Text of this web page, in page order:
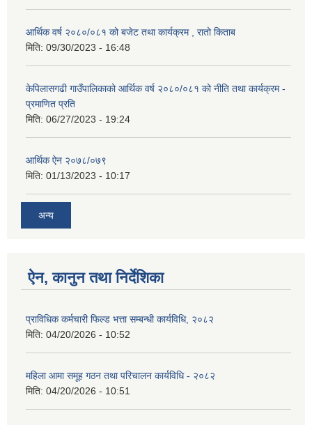
आर्थिक वर्ष २०८०/०८१ को बजेट तथा कार्यक्रम , रातो किताब
मिति: 09/30/2023 - 16:48
केपिलासगढी गाउँपालिकाको आर्थिक वर्ष २०८०/०८१ को नीति तथा कार्यक्रम -
प्रमाणित प्रति
मिति: 06/27/2023 - 19:24
आर्थिक ऐन २०७८/०७९
मिति: 01/13/2023 - 10:17
अन्य
ऐन, कानुन तथा निर्देशिका
प्राविधिक कर्मचारी फिल्ड भत्ता सम्बन्धी कार्यविधि, २०८२
मिति: 04/20/2026 - 10:52
महिला आमा समूह गठन तथा परिचालन कार्यविधि - २०८२
मिति: 04/20/2026 - 10:51